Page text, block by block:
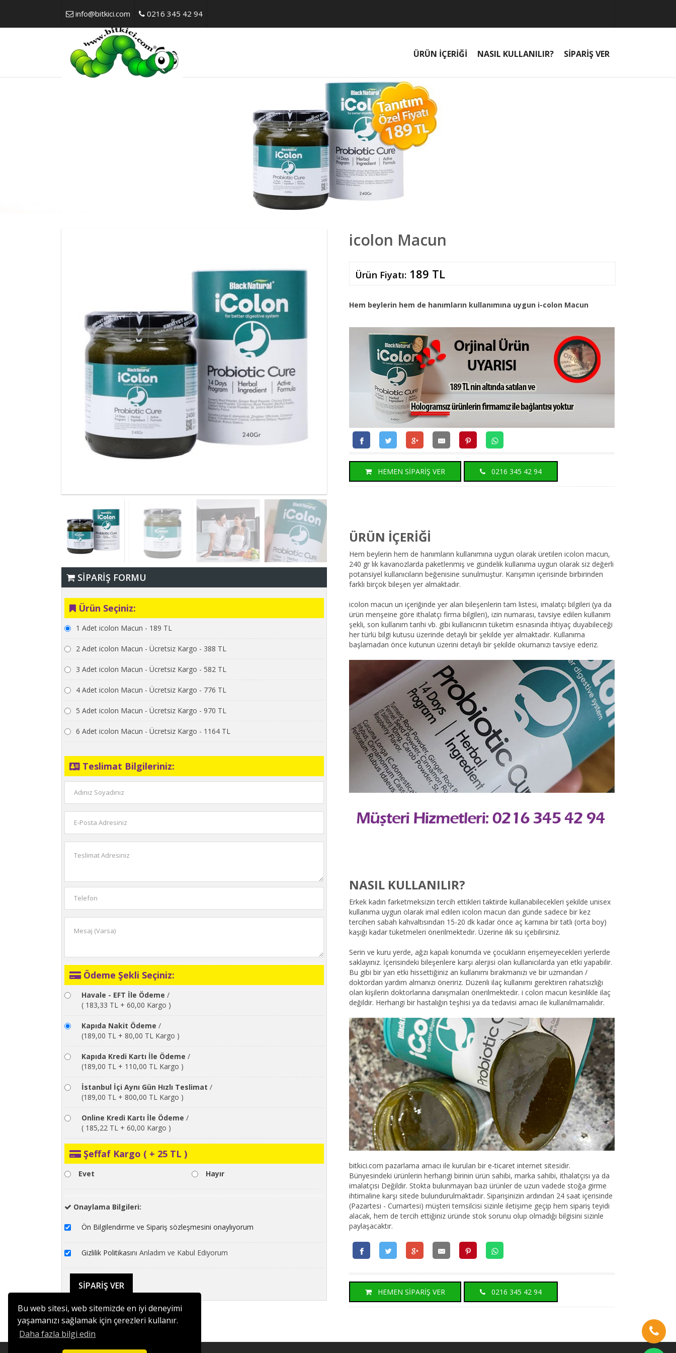
Bu web sitesi, web sitemizde en iyi deneyimi
yaşamanızı sağlamak için çerezleri kullanır.
Daha fazla bilgi edin
info@bitkici.com 0216 345 42 94
ÜRÜN İÇERİĞİ NASIL KULLANILIR? SİPARİŞ VER
SİPARİŞ FORMU
Ürün Seçiniz:
1 Adet icolon Macun - 189 TL
2 Adet icolon Macun - Ücretsiz Kargo - 388 TL
3 Adet icolon Macun - Ücretsiz Kargo - 582 TL
4 Adet icolon Macun - Ücretsiz Kargo - 776 TL
5 Adet icolon Macun - Ücretsiz Kargo - 970 TL
6 Adet icolon Macun - Ücretsiz Kargo - 1164 TL
Teslimat Bilgileriniz:
Ödeme Şekli Seçiniz:
Havale - EFT İle Ödeme /
( 183,33 TL + 60,00 Kargo )
Kapıda Nakit Ödeme /
(189,00 TL + 80,00 TL Kargo )
Kapıda Kredi Kartı İle Ödeme /
(189,00 TL + 110,00 TL Kargo )
İstanbul İçi Aynı Gün Hızlı Teslimat /
(189,00 TL + 800,00 TL Kargo )
Online Kredi Kartı İle Ödeme /
( 185,22 TL + 60,00 Kargo )
Şeffaf Kargo ( + 25 TL )
Evet Hayır
Onaylama Bilgileri:
Ön Bilgilendirme ve Sipariş sözleşmesini onaylıyorum
Gizlilik Politikasını Anladım ve Kabul Ediyorum
icolon Macun
Ürün Fiyatı:189 TL
Hem beylerin hem de hanımların kullanımına uygun i-colon Macun
HEMEN SİPARİŞ VER 0216 345 42 94
ÜRÜN İÇERİĞİ
Hem beylerin hem de hanımların kullanımına uygun olarak üretilen icolon macun,
240 gr lık kavanozlarda paketlenmiş ve gündelik kullanıma uygun olarak siz değerli
potansiyel kullanıcıların beğenisine sunulmuştur. Karışımın içerisinde birbirinden
farklı birçok bileşen yer almaktadır.
icolon macun un içeriğinde yer alan bileşenlerin tam listesi, imalatçı bilgileri (ya da
ürün menşeine göre ithalatçı firma bilgileri), izin numarası, tavsiye edilen kullanım
şekli, son kullanım tarihi vb. gibi kullanıcının tüketim esnasında ihtiyaç duyabileceği
her türlü bilgi kutusu üzerinde detaylı bir şekilde yer almaktadır. Kullanıma
başlamadan önce kutunun üzerini detaylı bir şekilde okumanızı tavsiye ederiz.
NASIL KULLANILIR?
Erkek kadın farketmeksizin tercih ettikleri taktirde kullanabilecekleri şekilde unisex
kullanıma uygun olarak imal edilen icolon macun dan günde sadece bir kez
tercihen sabah kahvaltısından 15-20 dk kadar önce aç karnına bir tatlı (orta boy)
kaşığı kadar tüketmeleri önerilmektedir. Üzerine ılık su içebilirsiniz.
Serin ve kuru yerde, ağzı kapalı konumda ve çocukların erişemeyecekleri yerlerde
saklayınız. İçerisindeki bileşenlere karşı alerjisi olan kullanıcılarda yan etki yapabilir.
Bu gibi bir yan etki hissettiğiniz an kullanımı bırakmanızı ve bir uzmandan /
doktordan yardım almanızı öneririz. Düzenli ilaç kullanımı gerektiren rahatsızlığı
olan kişilerin doktorlarına danışmaları önerilmektedir. i colon macun kesinlikle ilaç
değildir. Herhangi bir hastalığın teşhisi ya da tedavisi amacı ile kullanılmamalıdır.
bitkici.com pazarlama amacı ile kurulan bir e-ticaret internet sitesidir.
Bünyesindeki ürünlerin herhangi birinin ürün sahibi, marka sahibi, ithalatçısı ya da
imalatçısı Değildir. Stokta bulunmayan bazı ürünler de uzun vadede stoğa girme
ihtimaline karşı sitede bulundurulmaktadır. Siparişinizin ardından 24 saat içerisinde
(Pazartesi - Cumartesi) müşteri temsilcisi sizinle iletişime geçip hem sipariş teyidi
alacak, hem de tercih ettiğiniz üründe stok sorunu olup olmadığı bilgisini sizinle
paylaşacaktır.
HEMEN SİPARİŞ VER 0216 345 42 94